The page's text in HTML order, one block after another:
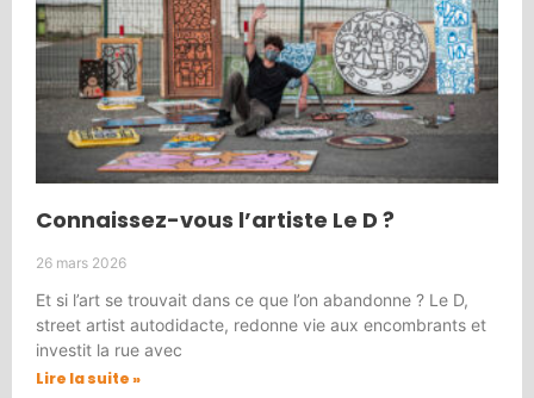
Connaissez-vous l’artiste Le D ?
26 mars 2026
Et si l’art se trouvait dans ce que l’on abandonne ? Le D,
street artist autodidacte, redonne vie aux encombrants et
investit la rue avec
Lire la suite »